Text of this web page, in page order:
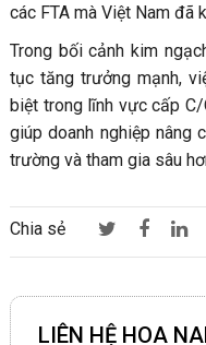
các FTA mà Việt Nam đã
Trong bối cảnh kim
tục tăng trưởng mạnh,
biệt trong lĩnh vực cấp
giúp doanh nghiệp nâng
trường và tham gia sâu
Chia sẻ
LIÊN HỆ HOA